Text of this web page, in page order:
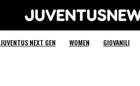
Juventus
JUVENTUS NEXT GEN WOMEN GIOVANILI